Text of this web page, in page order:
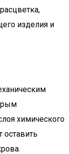
изделия и
химического
оставить